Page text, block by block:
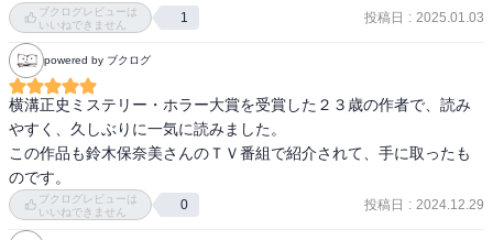
これで事件解決かと思いきや、更なる衝撃に言葉を失いました。そ
こまでしなくても・・という思いはあったのですが、それによっ
て、事件が明るみになったことに複雑な気持ちにもなりました。
2時間サスペンスのような構成でありつつ、「責任」という重圧が、
読者に訴えるものもあって、空気としては重めでしたが、心に響く
ものがありました。
ホラーさはなく、ミステリーに重点をおいた作品で楽しめました。
ブクログレビューは
いいねできません
1 投稿日 : 2025.01.03
powered by ブクログ
横溝正史ミステリー・ホラー大賞を受賞した２３歳の作者で、読み
やすく、久しぶりに一気に読みました。
この作品も鈴木保奈美さんのＴＶ番組で紹介されて、手に取ったも
のです。
ブクログレビューは
いいねできません
0 投稿日 : 2024.12.29